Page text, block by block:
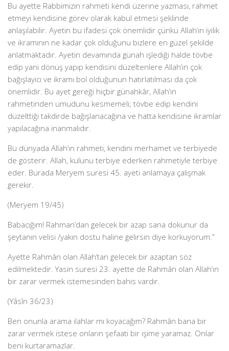
Bu ayette Rabbimizin rahmeti kendi üzerine yazması, rahmet
etmeyi kendisine görev olarak kabul etmesi şeklinde
anlaşılabilir. Ayetin bu ifadesi çok önemlidir çünkü Allah’ın iyilik
ve ikramının ne kadar çok olduğunu bizlere en güzel şekilde
anlatmaktadır. Ayetin devamında günah işlediği halde tövbe
edip yani dönüş yapıp kendisini düzeltenlere Allah’ın çok
bağışlayıcı ve ikramı bol olduğunun hatırlatılması da çok
önemlidir. Bu ayet gereği hiçbir günahkâr, Allah’ın
rahmetinden umudunu kesmemeli; tövbe edip kendini
düzelttiği takdirde bağışlanacağına ve hatta kendisine ikramlar
yapılacağına inanmalıdır.
Bu dünyada Allah’ın rahmeti, kendini merhamet ve terbiyede
de gösterir. Allah, kulunu terbiye ederken rahmetiyle terbiye
eder. Burada Meryem suresi 45. ayeti anlamaya çalışmak
gerekir.
(Meryem 19/45)
Babacığım! Rahman’dan gelecek bir azap sana dokunur da
şeytanın velisi /yakın dostu haline gelirsin diye korkuyorum.”
Ayette Rahmân olan Allah’tan gelecek bir azaptan söz
edilmektedir. Yasin suresi 23. ayette de Rahmân olan Allah’ın
bir zarar vermek istemesinden bahis vardır.
(Yâsîn 36/23)
Ben onunla arama ilahlar mı koyacağım? Rahmân bana bir
zarar vermek istese onların şefaati bir işime yaramaz. Onlar
beni kurtaramazlar.